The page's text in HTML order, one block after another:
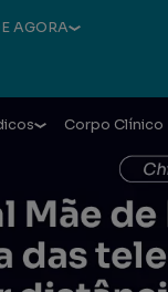
AGORA
Corpo Clínico